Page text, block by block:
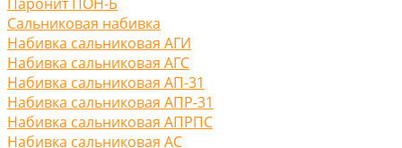
Сальниковая набивка
Набивка сальниковая АГИ
Набивка сальниковая АГС
Набивка сальниковая АП-31
Набивка сальниковая АПР-31
Набивка сальниковая АПРПС
Набивка сальниковая АС